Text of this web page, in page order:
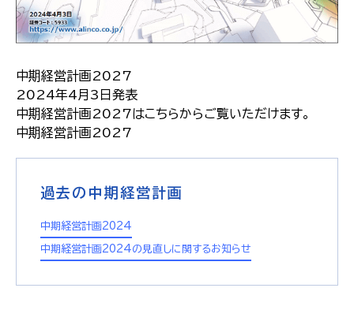
中期経営計画2027
2024年4月3日発表
中期経営計画2027はこちらからご覧いただけます。
中期経営計画2027
過去の中期経営計画
中期経営計画2024
中期経営計画2024の見直しに関するお知らせ